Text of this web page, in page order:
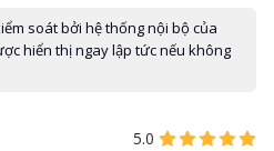
soát bởi hệ thống nội bộ của
hiển thị ngay lập tức nếu không
5.0